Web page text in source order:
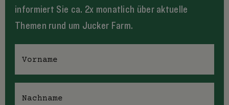
informiert Sie ca. 2x monatlich über aktuelle
Themen rund um Jucker Farm.